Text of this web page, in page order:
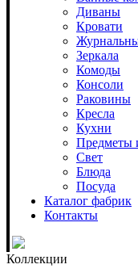
Диваны
Кровати
Зеркала
Комоды
Консоли
Раковины
Кресла
Кухни
Предметы
Свет
Блюда
Посуда
Каталог фабрик
Контакты
Коллекции